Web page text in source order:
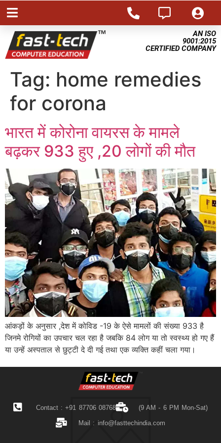
AN ISO
9001:2015
CERTIFIED COMPANY
Tag: home remedies
for corona
भारत में कोरोना वायरस के मामले
बढ़कर 933 हुए ,20 लोगों की मौत
आंकड़ों के अनुसार ,देश में कोविड -19 के ऐसे मामलों की संख्या 933 है
जिनमे रोगियों का उपचार चल रहा है जबकि 84 लोग या तो स्वस्थ्य हो गए हैं
या उन्हें अस्पताल से छुट्टी दे दी गई तथा एक व्यक्ति कहीं चला गया।
Contact : +91 87706 08768 (9 AM - 6 PM Mon-Sat)
Mail : info@fasttechindia.com